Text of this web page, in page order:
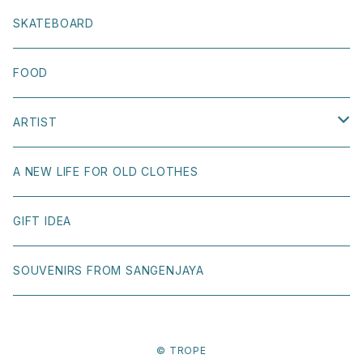
LOST SOUL SKATEBOARDS
WELCOME SKATEBOARDS
GIRL SKATEBOARDS
KAAPETTO
T.U.（Transportation Unit）
BONNE MAISON
OTHER
STICKER
BOOK COVER
POSTCARD
OTHER
SKATEBOARD
FOOD
ARTIST
Naoki Shoji
Ray Gurz
Yuri Hasegawa
A NEW LIFE FOR OLD CLOTHES
GIFT IDEA
SOUVENIRS FROM SANGENJAYA
© TROPE